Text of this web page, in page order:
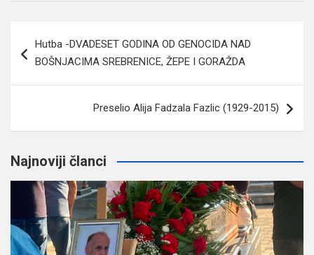
članaka
Hutba -DVADESET GODINA OD GENOCIDA NAD
BOŠNJACIMA SREBRENICE, ŽEPE I GORAŽDA
Preselio Alija Fadzala Fazlic (1929-2015)
Najnoviji članci